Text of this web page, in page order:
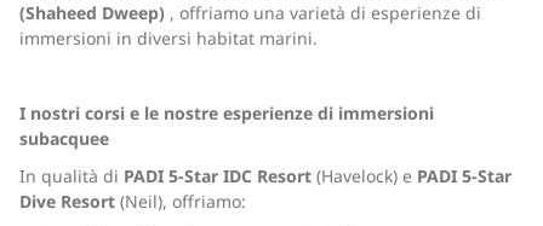
(Shaheed Dweep) , offriamo una varietà di esperienze di
immersioni in diversi habitat marini.
I nostri corsi e le nostre esperienze di immersioni
subacquee
In qualità di PADI 5-Star IDC Resort (Havelock) e PADI 5-Star
Dive Resort (Neil), offriamo: